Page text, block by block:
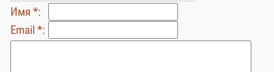
Имя *:
Email *: